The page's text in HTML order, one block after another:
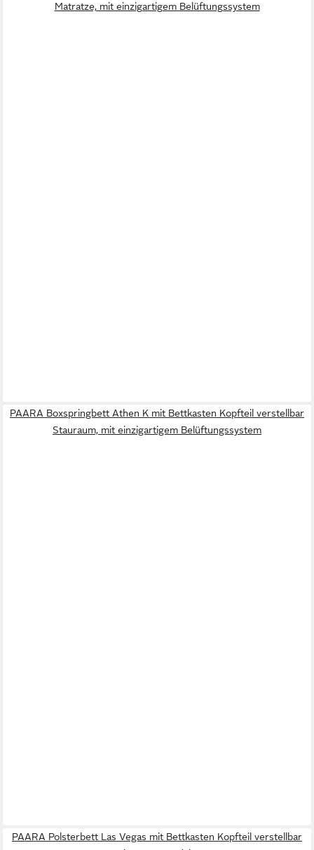
Matratze, mit einzigartigem Belüftungssystem
PAARA Boxspringbett Athen K mit Bettkasten Kopfteil verstellbar
Stauraum, mit einzigartigem Belüftungssystem
PAARA Polsterbett Las Vegas mit Bettkasten Kopfteil verstellbar